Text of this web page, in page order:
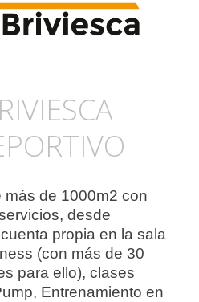
más de 1000m2 con
desde
propia en la sala
(con más de 30
para ello), clases
Entrenamiento en